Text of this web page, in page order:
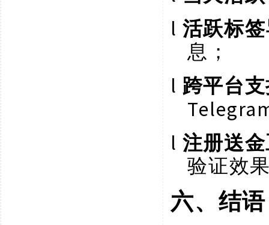
l 活跃标
息；
l 跨平台
l 注册送
验证效
六、结语